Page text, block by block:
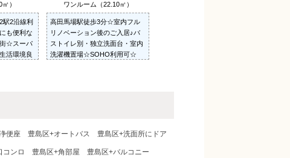
）
駅2沿線利
も便利な
☆スーパ
活環境良
ワンルーム（22.10㎡）
高田馬場駅徒歩3分☆室内フル
リノベーション後のご入居♪バ
ストイレ別・独立洗面台・室内
洗濯機置場☆SOHO利用可☆
便座 豊島区+オートバス 豊島区+洗面所にドア
コンロ 豊島区+角部屋 豊島区+バルコニー